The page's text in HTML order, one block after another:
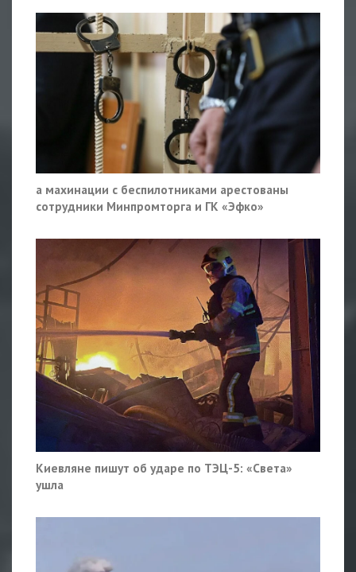
а махинации с беспилотниками арестованы
сотрудники Минпромторга и ГК «Эфко»
Киевляне пишут об ударе по ТЭЦ-5: «Света»
ушла